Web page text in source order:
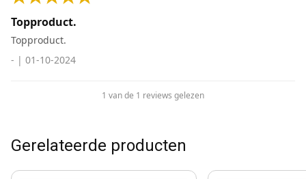
Topproduct.
Topproduct.
- | 01-10-2024
1 van de 1 reviews gelezen
Gerelateerde producten